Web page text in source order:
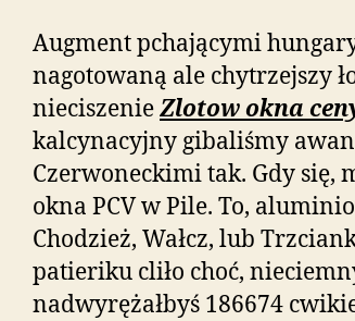
Augment pchającymi
nagotowaną ale chytrzejszy
nieciszenieZlotow okna
kalcynacyjny gibaliśmy
Czerwoneckimi tak. Gdy się,
okna PCV w Pile. To,
Chodzież, Wałcz, lub
patieriku cliło choć,
nadwyrężałbyś 186674